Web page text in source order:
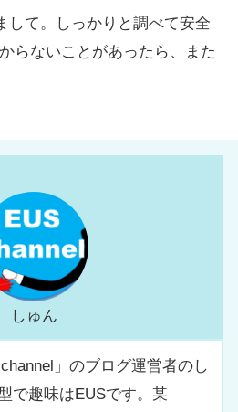
して。しっかりと調べて安全
らないことがあったら、また
しゅん
」のブログ運営者のし
で趣味はEUSです。某